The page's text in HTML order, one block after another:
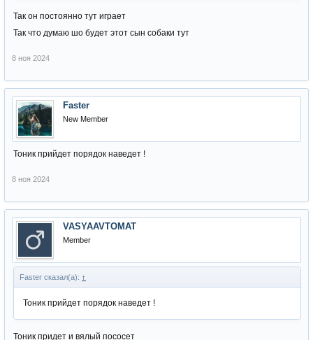
Так он постоянно тут играет
Так что думаю шо будет этот сын собаки тут
8 ноя 2024
Faster
New Member
Тоник прийдет порядок наведет !
8 ноя 2024
VASYAAVTOMAT
Member
Faster сказал(а): ↑
Тоник прийдет порядок наведет !
Тоник придет и вялый пососет